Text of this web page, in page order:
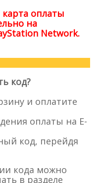
оплаты
на
Network.
код?
и оплатите
оплаты на E-
код, перейдя
кода можно
в разделе